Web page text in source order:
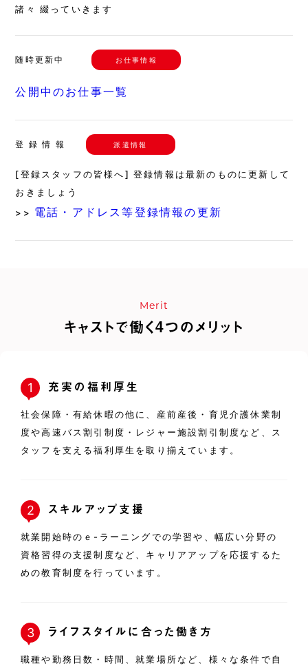
諸々 綴っていきます
随時更新中 お仕事情報
公開中のお仕事一覧
登 録 情 報 派遣情報
[登録スタッフの皆様へ] 登録情報は最新のものに更新して
おきましょう
>> 電話・アドレス等登録情報の更新
Merit
キャストで働く4つのメリット
1 充実の福利厚生
社会保障・有給休暇の他に、産前産後・育児介護休業制
度や高速バス割引制度・レジャー施設割引制度など、ス
タッフを支える福利厚生を取り揃えています。
2 スキルアップ支援
就業開始時のｅ-ラーニングでの学習や、幅広い分野の
資格習得の支援制度など、キャリアアップを応援するた
めの教育制度を行っています。
3 ライフスタイルに合った働き方
職種や勤務日数・時間、就業場所など、様々な条件で自